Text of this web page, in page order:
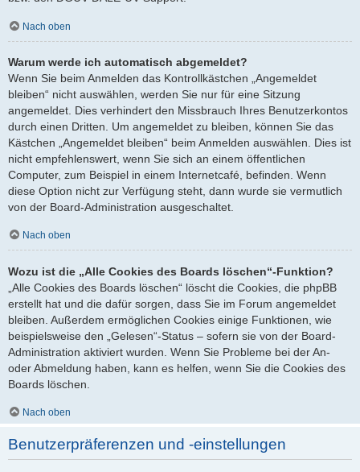
Nach oben
Warum werde ich automatisch abgemeldet?
Wenn Sie beim Anmelden das Kontrollkästchen „Angemeldet
bleiben“ nicht auswählen, werden Sie nur für eine Sitzung
angemeldet. Dies verhindert den Missbrauch Ihres Benutzerkontos
durch einen Dritten. Um angemeldet zu bleiben, können Sie das
Kästchen „Angemeldet bleiben“ beim Anmelden auswählen. Dies ist
nicht empfehlenswert, wenn Sie sich an einem öffentlichen
Computer, zum Beispiel in einem Internetcafé, befinden. Wenn
diese Option nicht zur Verfügung steht, dann wurde sie vermutlich
von der Board-Administration ausgeschaltet.
Nach oben
Wozu ist die „Alle Cookies des Boards löschen“-Funktion?
„Alle Cookies des Boards löschen“ löscht die Cookies, die phpBB
erstellt hat und die dafür sorgen, dass Sie im Forum angemeldet
bleiben. Außerdem ermöglichen Cookies einige Funktionen, wie
beispielsweise den „Gelesen“-Status – sofern sie von der Board-
Administration aktiviert wurden. Wenn Sie Probleme bei der An-
oder Abmeldung haben, kann es helfen, wenn Sie die Cookies des
Boards löschen.
Nach oben
Benutzerpräferenzen und -einstellungen